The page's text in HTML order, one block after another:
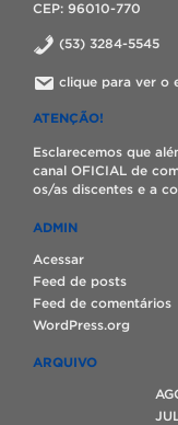
CEP: 96010-770
(53) 3284-5545
clique para ver o
ATENÇÃO!
Esclarecemos que
canal OFICIAL de
os/as discentes e a
ADMIN
Acessar
Feed de posts
Feed de comentários
WordPress.org
ARQUIVO